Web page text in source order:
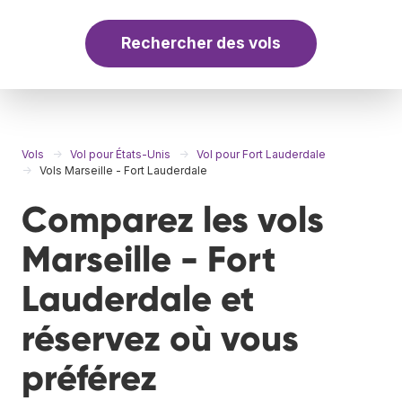
Rechercher des vols
Vols Vol pour États-Unis
Vol pour Fort Lauderdale
Vols Marseille - Fort Lauderdale
Comparez les vols
Marseille - Fort
Lauderdale et
réservez où vous
préférez